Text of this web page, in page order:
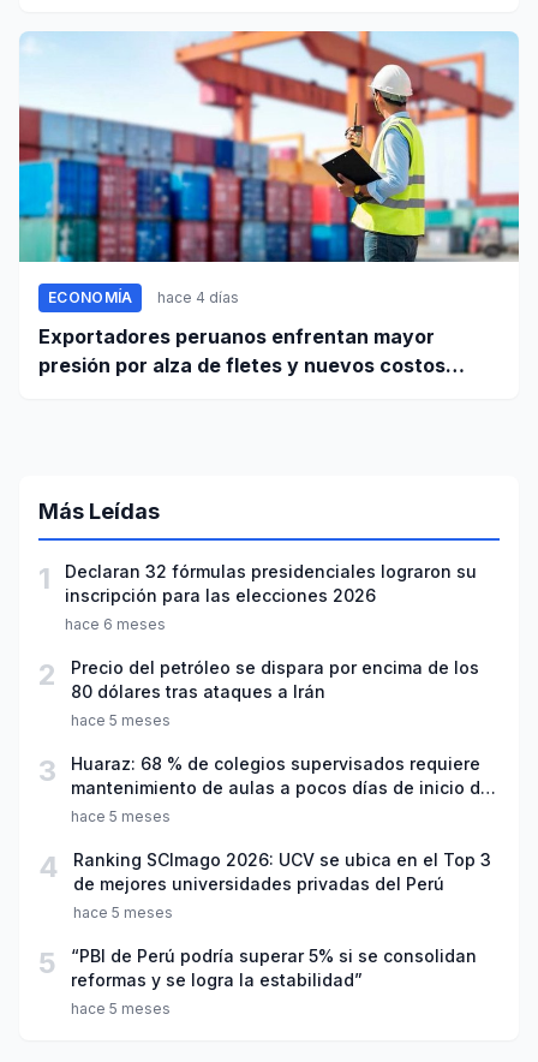
ECONOMÍA hace 4 días
Exportadores peruanos enfrentan mayor
presión por alza de fletes y nuevos costos
Más Leídas
1
Declaran 32 fórmulas presidenciales lograron su
inscripción para las elecciones 2026
hace 6 meses
2
Precio del petróleo se dispara por encima de los
80 dólares tras ataques a Irán
hace 5 meses
3
Huaraz: 68 % de colegios supervisados requiere
mantenimiento de aulas a pocos días de inicio del
año escolar 2026
hace 5 meses
4
Ranking SCImago 2026: UCV se ubica en el Top 3
de mejores universidades privadas del Perú
hace 5 meses
5
“PBI de Perú podría superar 5% si se consolidan
reformas y se logra la estabilidad”
hace 5 meses